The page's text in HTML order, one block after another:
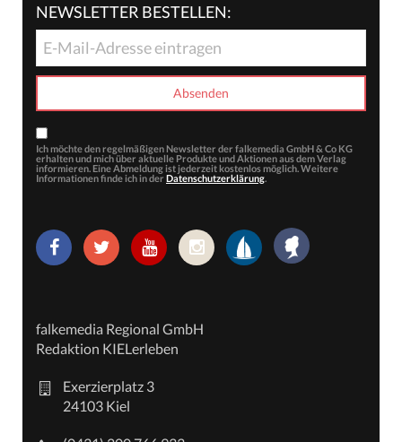
NEWSLETTER BESTELLEN:
Ich möchte den regelmäßigen Newsletter der falkemedia GmbH & Co KG
erhalten und mich über aktuelle Produkte und Aktionen aus dem Verlag
informieren. Eine Abmeldung ist jederzeit kostenlos möglich. Weitere
Informationen finde ich in der Datenschutzerklärung.
falkemedia Regional GmbH
Redaktion KIELerleben
Exerzierplatz 3
24103 Kiel